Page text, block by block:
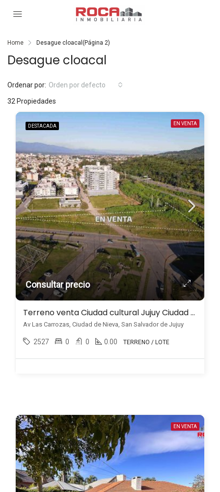
Home Desague cloacal (Página 2)
Desague cloacal
32 Propiedades
Ordenar por: Orden por defecto
DESTACADA EN VENTA
Consultar precio
Terreno venta Ciudad cultural Jujuy Ciudad de Nieva
Av Las Carrozas, Ciudad de Nieva, San Salvador de Jujuy
2527 0 0 0.00 TERRENO / LOTE
EN VENTA